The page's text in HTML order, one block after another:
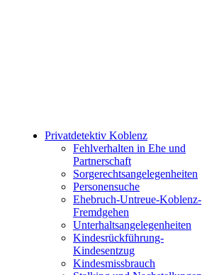
Privatdetektiv Koblenz
Fehlverhalten in Ehe und
Partnerschaft
Sorgerechtsangelegenheiten
Personensuche
Ehebruch-Untreue-Koblenz-
Fremdgehen
Unterhaltsangelegenheiten
Kindesrückführung-
Kindesentzug
Kindesmissbrauch